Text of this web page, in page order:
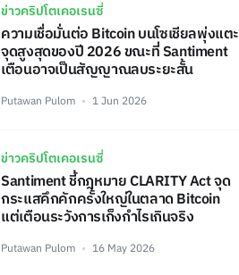
ข่าวคริปโตเคอเรนซี่
ความเชื่อมั่นต่อ Bitcoin บนโซเชียลพุ่งแตะ
จุดสูงสุดของปี 2026 ขณะที่ Santiment
เตือนอาจเป็นสัญญาณลบระยะสั้น
Putawan Pulom 1 Jun 2026
ข่าวคริปโตเคอเรนซี่
Santiment ชี้กฎหมาย CLARITY Act จุด
กระแสคึกคักครั้งใหญ่ในตลาด Bitcoin
แต่เตือนระวังการเก็งกำไรเกินจริง
Putawan Pulom 16 May 2026